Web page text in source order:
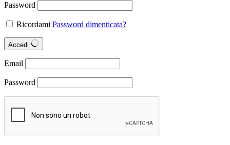
Password
Ricordami Password dimenticata?
Accedi
Email
Password